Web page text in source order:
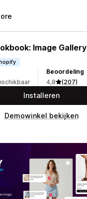
Image Gallery
Beoordeling
4,8
(207)
Installeren
Demowinkel bekijken